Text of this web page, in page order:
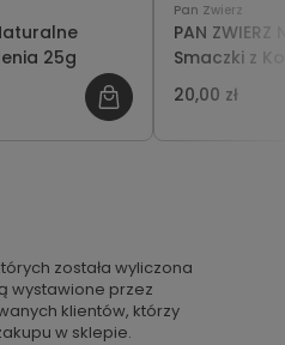
25g
Pan Zwierz
PAN
Smaczki z
20,00 zł
została wyliczona
wystawione przez
klientów, którzy
w sklepie.